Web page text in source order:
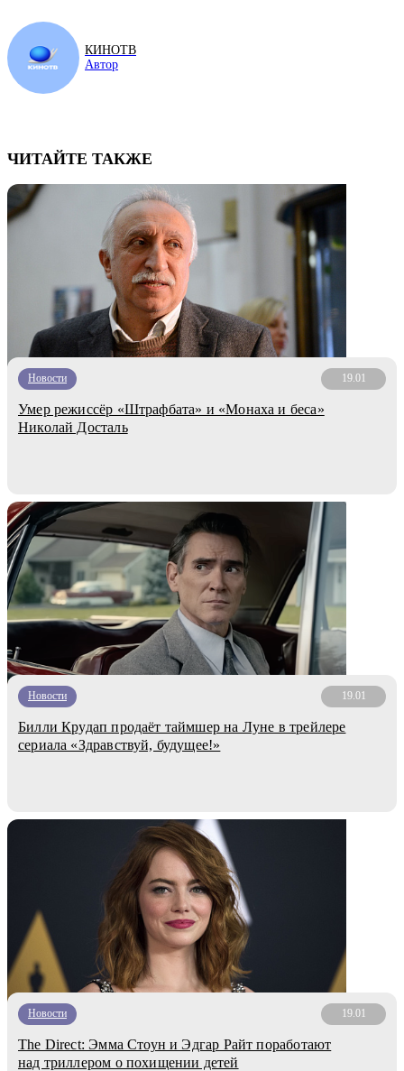
КИНОТВ
Автор
ЧИТАЙТЕ ТАКЖЕ
Новости 19.01
Умер режиссёр «Штрафбата» и «Монаха и беса»
Николай Досталь
Новости 19.01
Билли Крудап продаёт таймшер на Луне в трейлере
сериала «Здравствуй, будущее!»
Новости 19.01
The Direct: Эмма Стоун и Эдгар Райт поработают
над триллером о похищении детей